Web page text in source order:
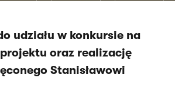
udziału w konkursie na
oraz realizację
Stanisławowi